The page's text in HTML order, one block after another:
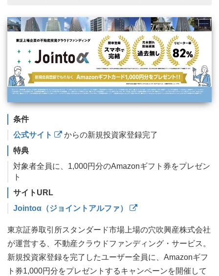
条件
公式サイト
からの新規投資家登録完了
特典
対象者全員に、1,000円分のAmazonギフト券をプレゼン
ト
サイトURL
Jointoα（ジョイントアルファ）
東京証券取引所スタンダード市場上場の穴吹興産株式会社
が運営する、不動産クラウドファンディング・サービス。
新規投資家登録を完了したユーザー全員に、Amazonギフ
ト券1,000円分をプレゼントするキャンペーンを開催して